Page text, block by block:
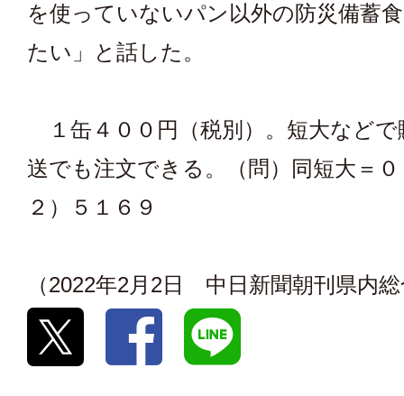
を使っていないパン以外の防災備蓄
たい」と話した。
１缶４００円（税別）。短大などで
送でも注文できる。（問）同短大＝
２）５１６９
（2022年2月2日 中日新聞朝刊県内